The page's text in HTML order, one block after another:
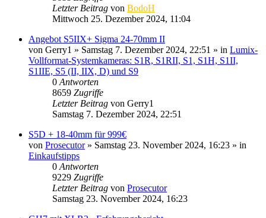
Letzter Beitrag von BodoH
Mittwoch 25. Dezember 2024, 11:04
Angebot S5IIX+ Sigma 24-70mm II
von Gerry1 » Samstag 7. Dezember 2024, 22:51 » in Lumix-
Vollformat-Systemkameras: S1R, S1RII, S1, S1H, S1II,
S1IIE, S5 (II, IIX, D) und S9
0 Antworten
8659 Zugriffe
Letzter Beitrag von Gerry1
Samstag 7. Dezember 2024, 22:51
S5D + 18-40mm für 999€
von Prosecutor» Samstag 23. November 2024, 16:23 » in
Einkaufstipps
0 Antworten
9229 Zugriffe
Letzter Beitrag von Prosecutor
Samstag 23. November 2024, 16:23